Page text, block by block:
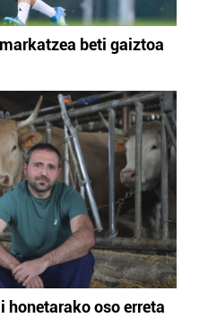
beti gaiztoa
honetarako oso erreta